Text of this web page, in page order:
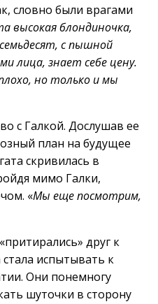
словно были врагами
высокая блондиночка,
с пышной
лица, знает себе цену.
но только и мы
с Галкой. Дослушав ее
план на будущее
скривилась в
мимо Галки,
«Мы еще посмотрим,
друг к
стала испытывать к
Они понемногу
шуточки в сторону